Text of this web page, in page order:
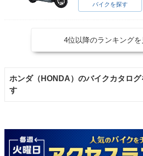
バイクを探す
4位以降のランキングを
ホンダ（HONDA）のバイクカタロ
す